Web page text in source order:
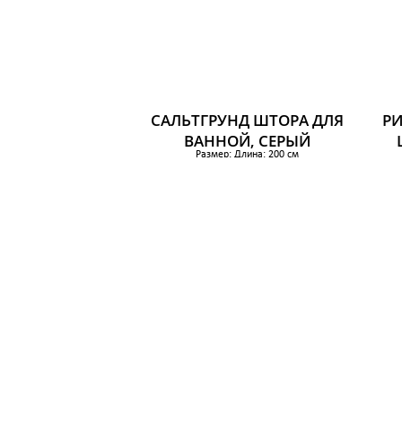
САЛЬТГРУНД ШТОРА ДЛЯ
ВАННОЙ, СЕРЫЙ
Размер: Длина: 200 см